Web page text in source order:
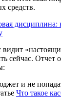
средств.
дисциплина:
сейчас.
и не
Что такое